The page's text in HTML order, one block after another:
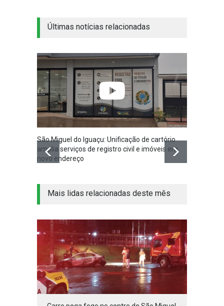
Últimas notícias relacionadas
São Miguel do Iguaçu: Unificação de cartório
amplia serviços de registro civil e imóveis em
novo endereço
Mais lidas relacionadas deste mês